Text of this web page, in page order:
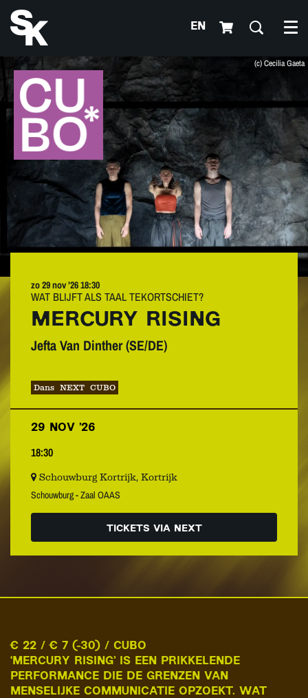
EN
(c) Cecilia Gaeta
MERCURY RISING
Jefta Van Dinther (SE/DE)
WAT BLIJFT ALS TAAL TEKORTSCHIET?
zo 29 nov ’2618:30
Dans NEXT CUBO
29 NOV ’26
18:30
Schouwburg Kortrijk, Kortrijk
Schouwburg - Zaal OAAS
TICKETS VIA NEXT
€ 22 / € 7 (-30) / CUBO
‘MERCURY RISING’ IS EEN PRIKKELENDE
PERFORMANCE DIE DE GRENZEN VAN
MENSELIJKE COMMUNICATIE OPZOEKT. WAT